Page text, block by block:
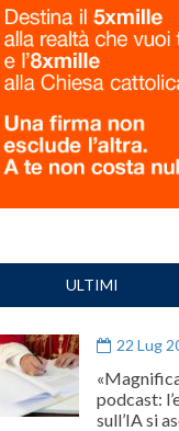
ULTIMI
22 Lug
podcast:
sull’IA si